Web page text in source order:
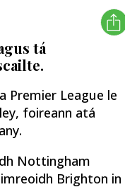
tá
Premier League le
foireann atá
Nottingham
Brighton in